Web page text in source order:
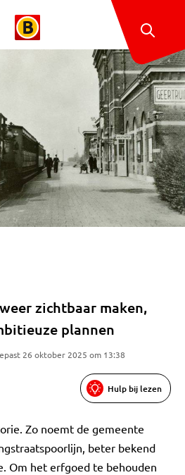
zichtbaar maken,
plannen
26 oktober 2025 om 13:38
Hulp bij lezen
Zo noemt de gemeente
beter bekend
Om het erfgoed te behouden